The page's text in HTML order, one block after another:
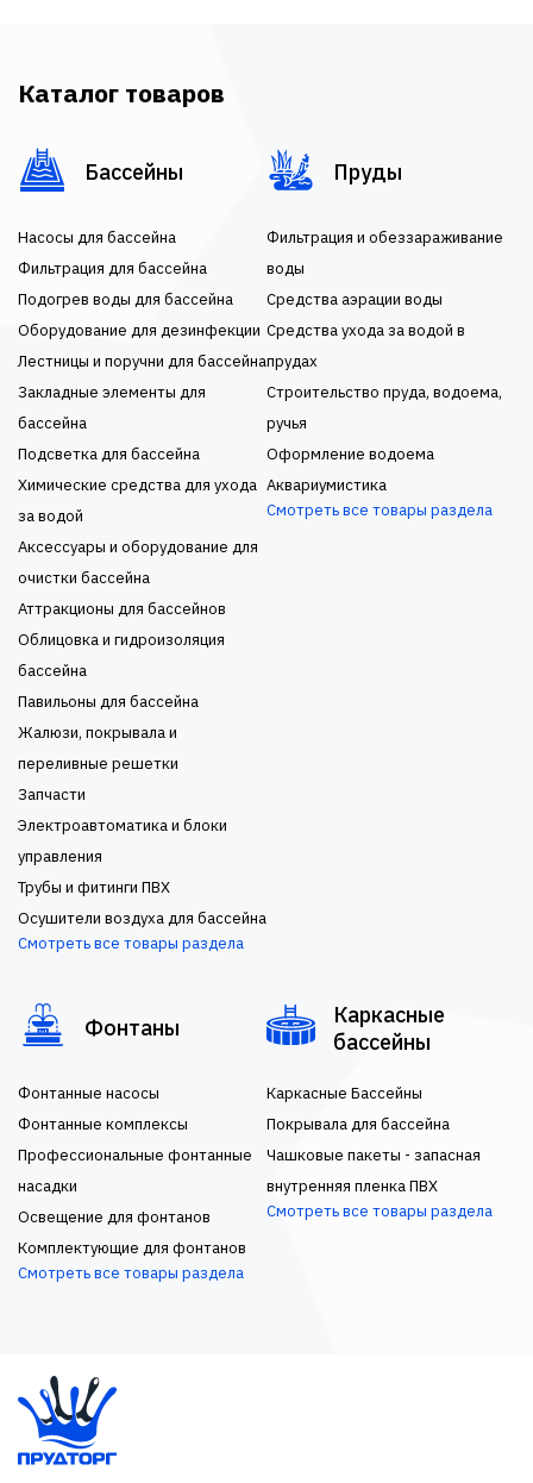
Каталог товаров
Бассейны
Насосы для бассейна
Фильтрация для бассейна
Подогрев воды для бассейна
Оборудование для дезинфекции
Лестницы и поручни для бассейна
Закладные элементы для
бассейна
Подсветка для бассейна
Химические средства для ухода
за водой
Аксессуары и оборудование для
очистки бассейна
Аттракционы для бассейнов
Облицовка и гидроизоляция
бассейна
Павильоны для бассейна
Жалюзи, покрывала и
переливные решетки
Запчасти
Электроавтоматика и блоки
управления
Трубы и фитинги ПВХ
Осушители воздуха для бассейна
Смотреть все товары раздела
Пруды
Фильтрация и обеззараживание
воды
Средства аэрации воды
Средства ухода за водой в
прудах
Строительство пруда, водоема,
ручья
Оформление водоема
Аквариумистика
Смотреть все товары раздела
Фонтаны
Фонтанные насосы
Фонтанные комплексы
Профессиональные фонтанные
насадки
Освещение для фонтанов
Комплектующие для фонтанов
Смотреть все товары раздела
Каркасные
бассейны
Каркасные Бассейны
Покрывала для бассейна
Чашковые пакеты - запасная
внутренняя пленка ПВХ
Смотреть все товары раздела